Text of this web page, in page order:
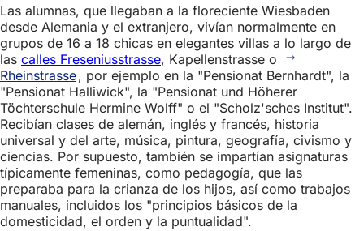
Las alumnas, que llegaban a la floreciente Wiesbaden
desde Alemania y el extranjero, vivían normalmente en
grupos de 16 a 18 chicas en elegantes villas a lo largo de
las calles Freseniusstrasse, Kapellenstrasse o
Rheinstrasse, por ejemplo en la "Pensionat Bernhardt", la
"Pensionat Halliwick", la "Pensionat und Höherer
Töchterschule Hermine Wolff" o el "Scholz'sches Institut".
Recibían clases de alemán, inglés y francés, historia
universal y del arte, música, pintura, geografía, civismo y
ciencias. Por supuesto, también se impartían asignaturas
típicamente femeninas, como pedagogía, que las
preparaba para la crianza de los hijos, así como trabajos
manuales, incluidos los "principios básicos de la
domesticidad, el orden y la puntualidad".